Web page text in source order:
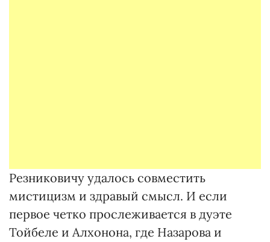
Резниковичу удалось совместить
мистицизм и здравый смысл. И если
первое четко прослеживается в дуэте
Тойбеле и Алхонона, где Назарова и